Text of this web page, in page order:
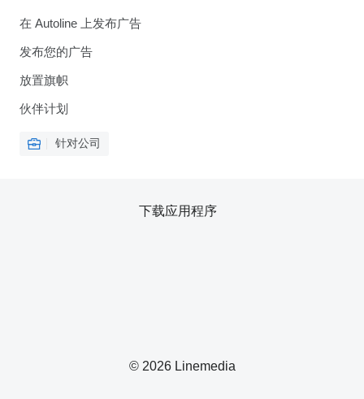
在 Autoline 上发布广告
发布您的广告
放置旗帜
伙伴计划
针对公司
© 2026 Linemedia
下载应用程序